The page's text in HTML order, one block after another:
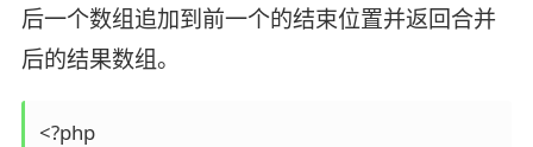
后一个数组追加到前一个的结束位置并返回合并
后的结果数组。
<?php